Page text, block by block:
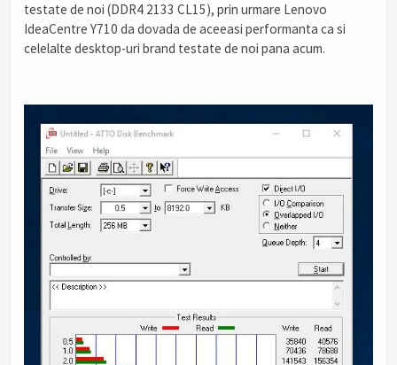
testate de noi (DDR4 2133 CL15), prin urmare Lenovo
IdeaCentre Y710 da dovada de aceeasi performanta ca si
celelalte desktop-uri brand testate de noi pana acum.